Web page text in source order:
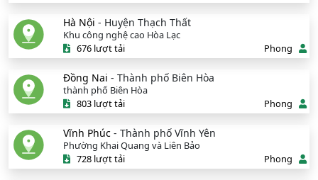
Hà Nội - Huyện Thạch Thất
Khu công nghệ cao Hòa Lạc
676 lượt tải
Phong
Đồng Nai - Thành phố Biên Hòa
thành phố Biên Hòa
803 lượt tải
Phong
Vĩnh Phúc - Thành phố Vĩnh Yên
Phường Khai Quang và Liên Bảo
728 lượt tải
Phong